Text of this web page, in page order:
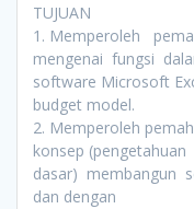
TUJUAN
1. Memperoleh
mengenai fungsi
software Microsoft
budget model.
2. Memperoleh
konsep (pengetahuan
dasar) membangun
dan dengan